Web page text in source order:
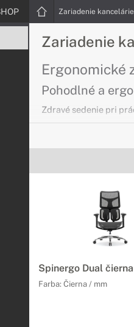
Zariadenie
Zariadenie
Ergonomické
Pohodlné a
Zdravé sedenie pri
Spinergo Dual čierna
Farba: Čierna / mm